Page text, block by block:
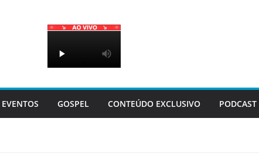
EVENTOS GOSPEL CONTEÚDO EXCLUSIVO PODCAST